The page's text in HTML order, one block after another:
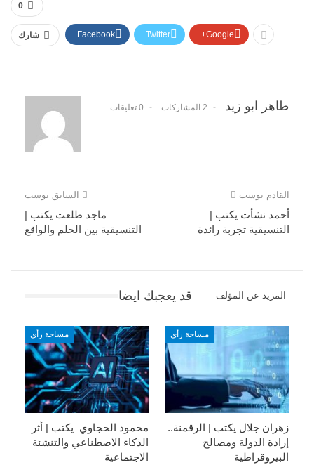
0
شارك Facebook Twitter Google+
طاهر ابو زيد 2 المشاركات 0 تعليقات
السابق بوست
ماجد طلعت يكتب |
التنسيقية بين الحلم والواقع
القادم بوست
أحمد نشأت يكتب |
التنسيقية تجربة رائدة
قد يعجبك ايضا المزيد عن المؤلف
مساحة رأي
محمود الحجاوي يكتب | أثر
الذكاء الاصطناعي والتنشئة
الاجتماعية
مساحة رأي
زهران جلال يكتب | الرقمنة..
إرادة الدولة ومصالح
البيروقراطية